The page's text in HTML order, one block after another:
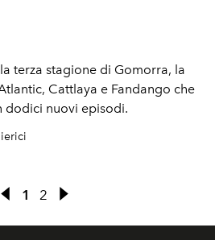
terza stagione di Gomorra, la
Cattlaya e Fandango che
dodici nuovi episodi.
1 2